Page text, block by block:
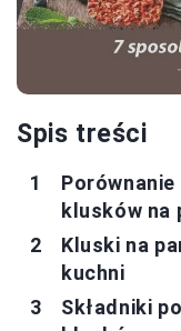
Spis treści
klusków na
Kluski na
kuchni
Składniki